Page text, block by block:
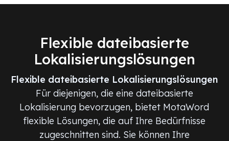
Flexible dateibasierte
Lokalisierungslösungen
Flexible dateibasierte Lokalisierungslösungen
Für diejenigen, die eine dateibasierte
Lokalisierung bevorzugen, bietet MotaWord
flexible Lösungen, die auf Ihre Bedürfnisse
zugeschnitten sind. Sie können Ihre